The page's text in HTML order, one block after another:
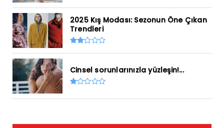
2025 Kış Modası: Sezonun Öne Çıkan
Trendleri
Cinsel sorunlarınızla yüzleşin!...